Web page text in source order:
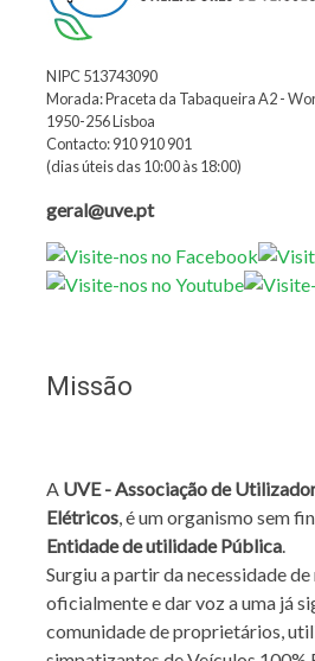
NIPC 513743090
Morada: Praceta da Tabaqueira A2 -
1950-256 Lisboa
Contacto: 910 910 901
(dias úteis das 10:00 às 18:00)
geral@uve.pt
Missão
A UVE - Associação de
Elétricos, é um organismo sem
Entidade de utilidade Pública.
Surgiu a partir da necessidade
oficialmente e dar voz a uma já
comunidade de proprietários,